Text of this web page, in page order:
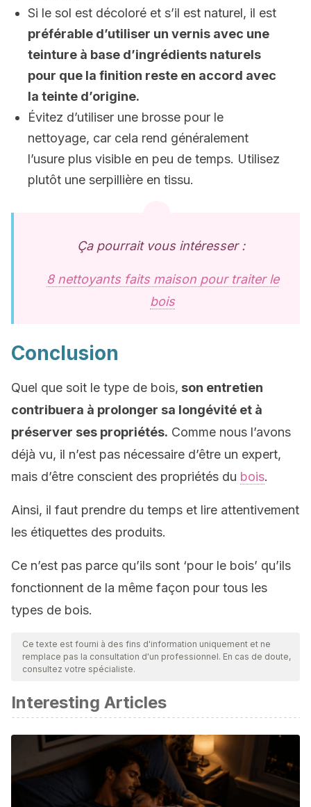
Si le sol est décoloré et s’il est naturel, il est
préférable d’utiliser un vernis avec une
teinture à base d’ingrédients naturels
pour que la finition reste en accord avec
la teinte d’origine.
Évitez d’utiliser une brosse pour le
nettoyage, car cela rend généralement
l’usure plus visible en peu de temps. Utilisez
plutôt une serpillière en tissu.
Ça pourrait vous intéresser :
8 nettoyants faits maison pour traiter le
bois
Conclusion
Quel que soit le type de bois, son entretien
contribuera à prolonger sa longévité et à
préserver ses propriétés. Comme nous l’avons
déjà vu, il n’est pas nécessaire d’être un expert,
mais d’être conscient des propriétés du bois.
Ainsi, il faut prendre du temps et lire attentivement
les étiquettes des produits.
Ce n’est pas parce qu’ils sont ‘pour le bois’ qu’ils
fonctionnent de la même façon pour tous les
types de bois.
Ce texte est fourni à des fins d'information uniquement et ne
remplace pas la consultation d'un professionnel. En cas de doute,
consultez votre spécialiste.
Interesting Articles